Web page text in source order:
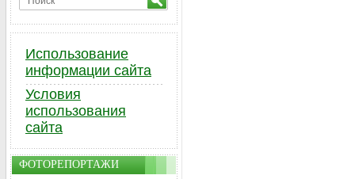
Использование
информации сайта
Условия
использования
сайта
ФОТОРЕПОРТАЖИ